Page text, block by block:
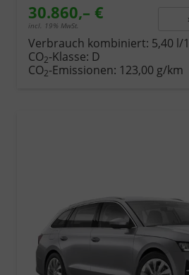
30.860,– €
incl. 19% MwSt.
Verbrauch kombiniert: 5,40 l/
CO2-Klasse: D
CO2-Emissionen: 123,00 g/km